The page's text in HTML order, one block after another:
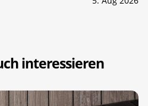
interessieren